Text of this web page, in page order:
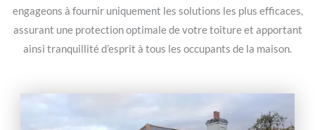
engageons à fournir uniquement les solutions les plus efficaces,
assurant une protection optimale de votre toiture et apportant
ainsi tranquillité d’esprit à tous les occupants de la maison.